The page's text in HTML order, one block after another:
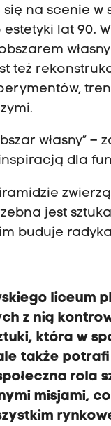
na scenie w
lat 90.
też
dla
jest
buduje
liceum
z nią
która w
także
rola
misjami,